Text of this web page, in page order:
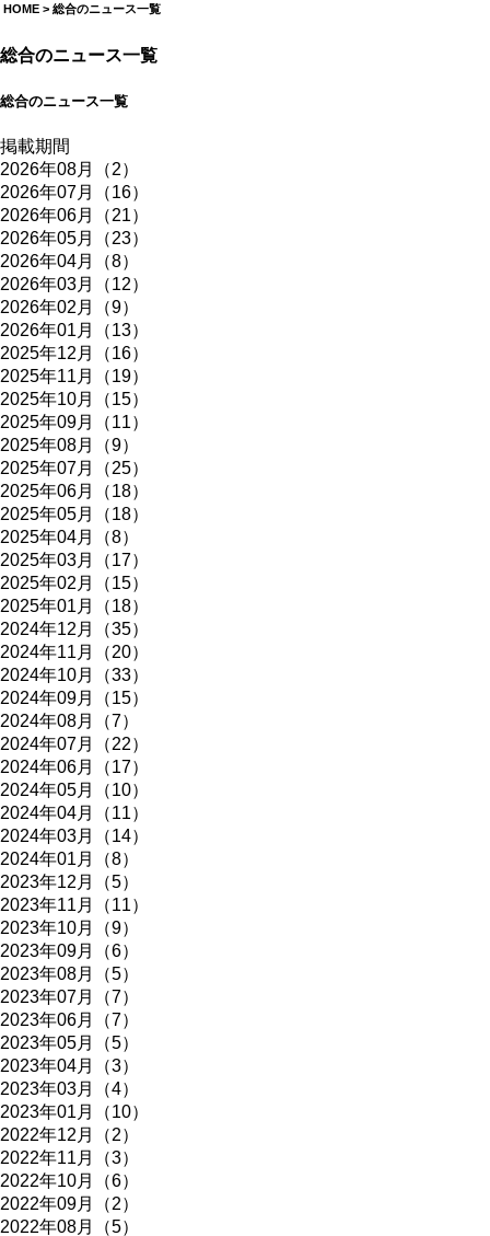
HOME > 総合のニュース一覧
総合のニュース一覧
総合のニュース一覧
掲載期間
2026年08月（2）
2026年07月（16）
2026年06月（21）
2026年05月（23）
2026年04月（8）
2026年03月（12）
2026年02月（9）
2026年01月（13）
2025年12月（16）
2025年11月（19）
2025年10月（15）
2025年09月（11）
2025年08月（9）
2025年07月（25）
2025年06月（18）
2025年05月（18）
2025年04月（8）
2025年03月（17）
2025年02月（15）
2025年01月（18）
2024年12月（35）
2024年11月（20）
2024年10月（33）
2024年09月（15）
2024年08月（7）
2024年07月（22）
2024年06月（17）
2024年05月（10）
2024年04月（11）
2024年03月（14）
2024年01月（8）
2023年12月（5）
2023年11月（11）
2023年10月（9）
2023年09月（6）
2023年08月（5）
2023年07月（7）
2023年06月（7）
2023年05月（5）
2023年04月（3）
2023年03月（4）
2023年01月（10）
2022年12月（2）
2022年11月（3）
2022年10月（6）
2022年09月（2）
2022年08月（5）